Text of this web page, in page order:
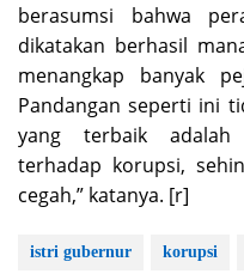
berasumsi bahwa
dikatakan berhasil
menangkap banyak
Pandangan seperti ini
yang terbaik adalah
terhadap korupsi,
cegah,” katanya. [r]
istri gubernur korupsi